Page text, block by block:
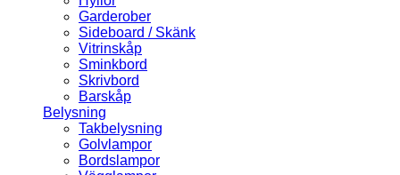
Garderober
Sideboard / Skänk
Vitrinskåp
Sminkbord
Skrivbord
Barskåp
Belysning
Takbelysning
Golvlampor
Bordslampor